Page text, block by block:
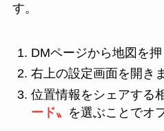
す。
DMページから地図を押
右上の設定画面を開き
位置情報をシェアする
ード〟 を選ぶことでオ